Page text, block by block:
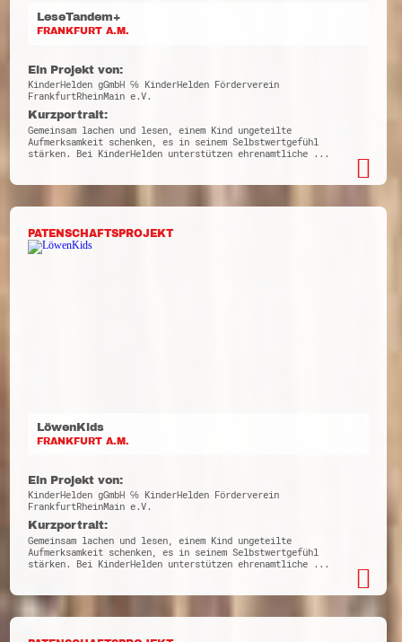
LeseTandem+
FRANKFURT A.M.
Ein Projekt von:
KinderHelden gGmbH ℅ KinderHelden Förderverein
FrankfurtRheinMain e.V.
Kurzportrait:
Gemeinsam lachen und lesen, einem Kind ungeteilte
Aufmerksamkeit schenken, es in seinem Selbstwertgefühl
stärken. Bei KinderHelden unterstützen ehrenamtliche ...
PATENSCHAFTSPROJEKT
LöwenKids
FRANKFURT A.M.
Ein Projekt von:
KinderHelden gGmbH ℅ KinderHelden Förderverein
FrankfurtRheinMain e.V.
Kurzportrait:
Gemeinsam lachen und lesen, einem Kind ungeteilte
Aufmerksamkeit schenken, es in seinem Selbstwertgefühl
stärken. Bei KinderHelden unterstützen ehrenamtliche ...